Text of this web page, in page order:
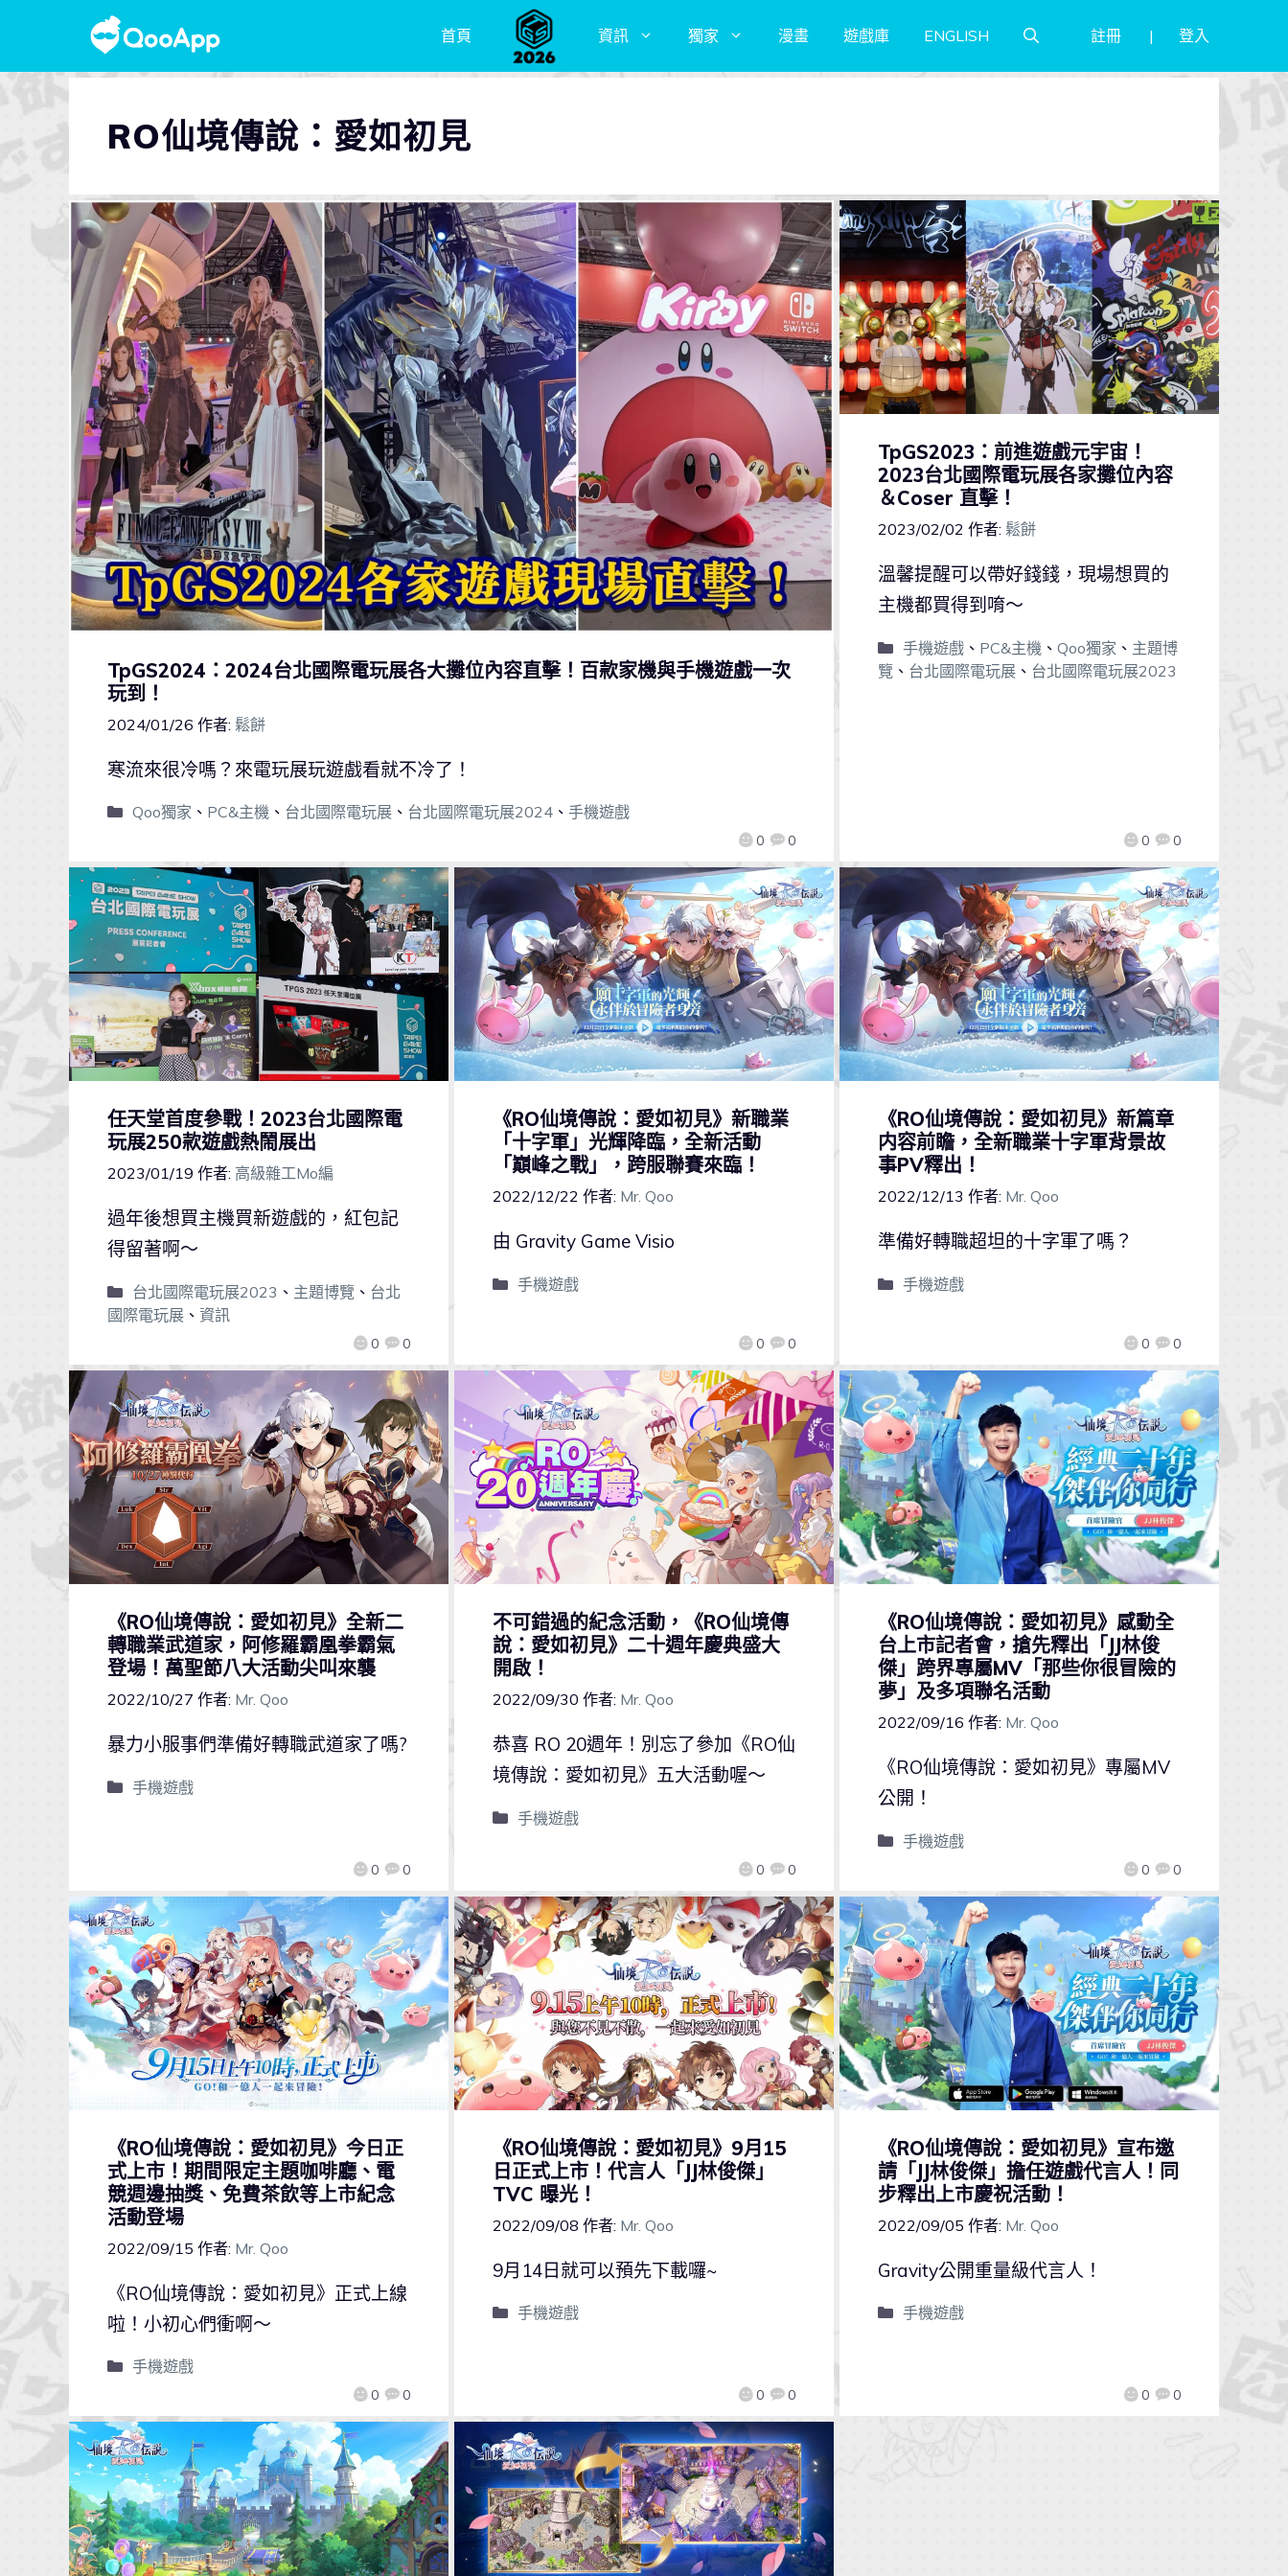
首頁 資訊 獨家 漫畫 遊戲庫 ENGLISH 註冊 登入
RO仙境傳說：愛如初見
TpGS2024：2024台北國際電玩展各大攤位內容直擊！百款家機與手機遊戲一次
玩到！
2024/01/26 作者: 鬆餅
0 0
寒流來很冷嗎？來電玩展玩遊戲看就不冷了！
Qoo獨家 、 PC&主機 、 台北國際電玩展、 台北國際電玩展2024、 手機遊戲
TpGS2023：前進遊戲元宇宙！
2023台北國際電玩展各家攤位內容
＆Coser 直擊！
2023/02/02 作者: 鬆餅
0 0
溫馨提醒可以帶好錢錢，現場想買的
主機都買得到唷～
手機遊戲、 PC&主機 、 Qoo獨家 、 主題博
覽 、 台北國際電玩展 、 台北國際電玩展2023
任天堂首度參戰！2023台北國際電
玩展250款遊戲熱鬧展出
2023/01/19 作者: 高級雜工Mo編
0 0
過年後想買主機買新遊戲的，紅包記
得留著啊～
台北國際電玩展2023 、 主題博覽、 台北
國際電玩展 、 資訊
《RO仙境傳說：愛如初見》新職業
「十字軍」光輝降臨，全新活動
「巔峰之戰」，跨服聯賽來臨！
2022/12/22 作者: Mr. Qoo
0 0
由 Gravity Game Visio
手機遊戲
《RO仙境傳說：愛如初見》新篇章
内容前瞻，全新職業十字軍背景故
事PV釋出！
2022/12/13 作者: Mr. Qoo
0 0
準備好轉職超坦的十字軍了嗎？
手機遊戲
《RO仙境傳說：愛如初見》全新二
轉職業武道家，阿修羅霸凰拳霸氣
登場！萬聖節八大活動尖叫來襲
2022/10/27 作者: Mr. Qoo
0 0
暴力小服事們準備好轉職武道家了嗎?
手機遊戲
不可錯過的紀念活動，《RO仙境傳
說：愛如初見》二十週年慶典盛大
開啟！
2022/09/30 作者: Mr. Qoo
0 0
恭喜 RO 20週年！別忘了參加《RO仙
境傳說：愛如初見》五大活動喔～
手機遊戲
《RO仙境傳說：愛如初見》感動全
台上市記者會，搶先釋出「JJ林俊
傑」跨界專屬MV「那些你很冒險的
夢」及多項聯名活動
2022/09/16 作者: Mr. Qoo
0 0
《RO仙境傳說：愛如初見》專屬MV
公開！
手機遊戲
《RO仙境傳說：愛如初見》今日正
式上市！期間限定主題咖啡廳、電
競週邊抽獎、免費茶飲等上市紀念
活動登場
2022/09/15 作者: Mr. Qoo
0 0
《RO仙境傳說：愛如初見》正式上線
啦！小初心們衝啊～
手機遊戲
《RO仙境傳說：愛如初見》9月15
日正式上市！代言人「JJ林俊傑」
TVC 曝光！
2022/09/08 作者: Mr. Qoo
0 0
9月14日就可以預先下載囉~
手機遊戲
《RO仙境傳說：愛如初見》宣布邀
請「JJ林俊傑」擔任遊戲代言人！同
步釋出上市慶祝活動！
2022/09/05 作者: Mr. Qoo
0 0
Gravity公開重量級代言人！
手機遊戲